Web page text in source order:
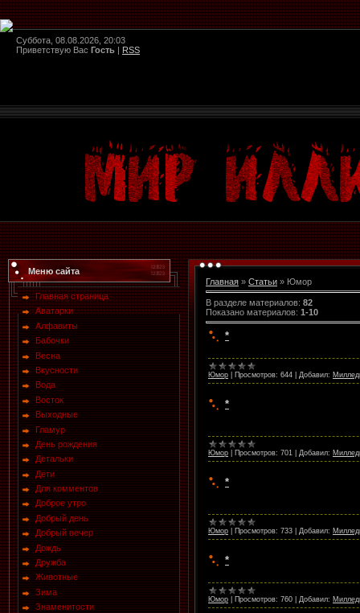
Суббота, 08.08.2026, 20:03
Приветствую Вас Гость | RSS
Меню сайта
Главная страница
Аватарки
Алфавиты
Бабочки
Весна
Вкусности
Вода
Восток
Выходные
Гламур
День рождения
Детальки
Дети
Для комментов
Доброе утро
Добрый день
Добрый вечер
Дождь
Дружба
Животные
Зима
Знаменитости
Главная » Статьи » Юмор
В разделе материалов: 82
Показано материалов: 1-10
*
Юмор Просмотров: 644 Добавил:
*
Юмор Просмотров: 701 Добавил:
*
Юмор Просмотров: 733 Добавил:
*
Юмор Просмотров: 760 Добавил: